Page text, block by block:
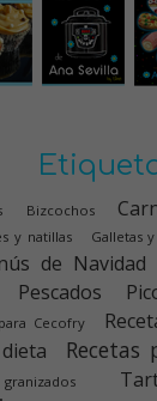
Bizcochos
y natillas Galletas
de Navidad
Pescados
Cecofry
Recetas